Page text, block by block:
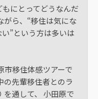
にとってどうなんだ
がら、“移住は気にな
”という方は多いは
市移住体感ツアーで
の先輩移住者とのラ
を通して、 小田原で